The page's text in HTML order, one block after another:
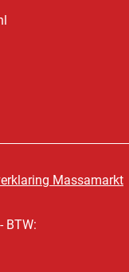
Massamarkt
BTW: